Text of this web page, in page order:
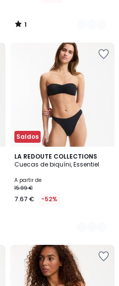
1
/
Saldos
LA REDOUTE COLLECTIONS
Cuecas de biquíni, Essentiel
A partir de
15.99 €
7.67 € -52%
2
Cores